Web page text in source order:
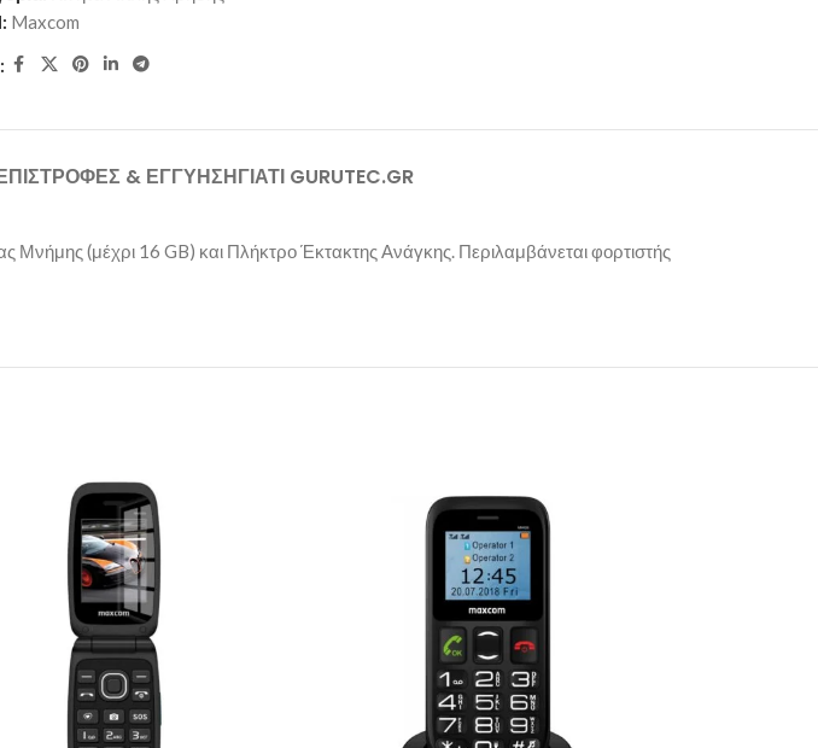
Maxcom
& ΕΓΓΎΗΣΗΓΙΑΤΊ GURUTEC.GR
(μέχρι 16 GB) και Πλήκτρο Έκτακτης Ανάγκης. Περιλαμβάνεται φορτιστής